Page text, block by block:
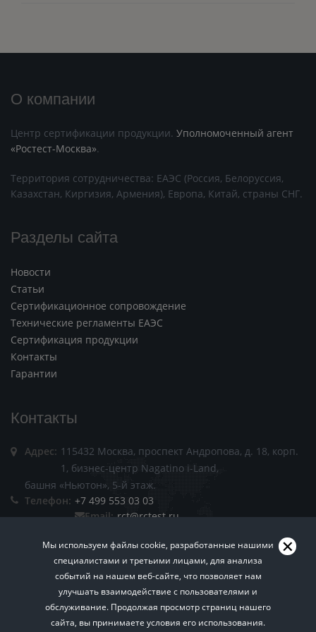
Хотите знать больше? Подписывайтесь на нашу
Мы используем файлы cookie, разработанные нашими
специалистами и третьими лицами, для анализа
событий на нашем веб-сайте, что позволяет нам
улучшать взаимодействие с пользователями и
обслуживание. Продолжая просмотр страниц нашего
сайта, вы принимаете условия его использования.
О компании
Центр сертификации продукции. Уполномоченный агент
«Ростест-Москва».
Территория сотрудничества: ЕАЭС (Россия, Белоруссия,
Казахстан, Киргизия, Армения), Европа, Китай, страны СНГ.
Разделы сайта
Новости
Статьи
Сертификационное сопровождение
Технические регламенты ЕАЭС
Сертификация продукции
Контакты
Гарантии
Контакты
Адрес: 115432 Москва, проспект Андропова, д. 18, корп.
1, бизнес-центр Nagatino i-Land,
башня «Ньютон», 5-й этаж.
Телефон: +7 499 553 03 03
Email: rct@rctest.ru
Пользовательское соглашение. Политика